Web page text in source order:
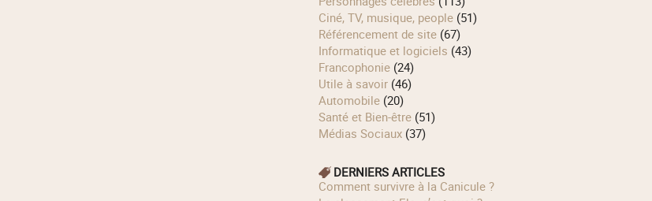
Ciné, TV, musique, people(51)
Référencement de site(67)
Informatique et logiciels (43)
Francophonie(24)
Utile à savoir(46)
Automobile(20)
Santé et Bien-être(51)
Médias Sociaux(37)
DERNIERS ARTICLES
Comment survivre à la Canicule ?